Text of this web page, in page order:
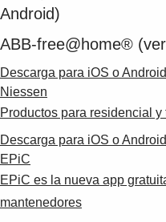
Android)
ABB-free@home®
Descarga para iOS o Android
Niessen
Productos para residencial y
Descarga para iOS o Android
EPiC
EPiC es la nueva app
mantenedores